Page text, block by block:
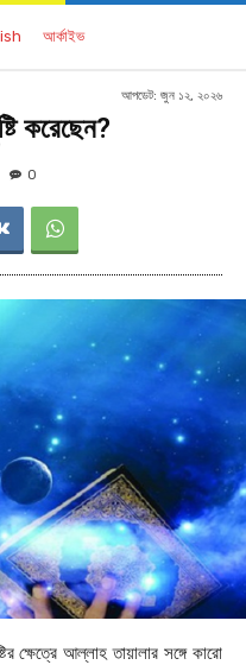
আর্কাইভ
আপডেট: জুন ১২, ২০২৬
করেছেন?
0
ক্ষেত্রে আল্লাহ তায়ালার সঙ্গে কারো